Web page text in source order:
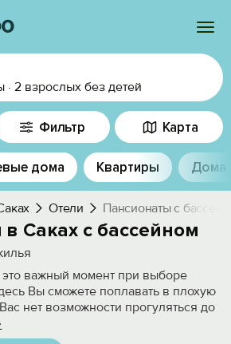
объект
· 2 взрослых без детей
Фильтр Карта
дома Квартиры Дома
Отели Пансионаты с
Саках с бассейном
важный момент при выборе
Вы сможете поплавать в плохую
нет возможности прогуляться до